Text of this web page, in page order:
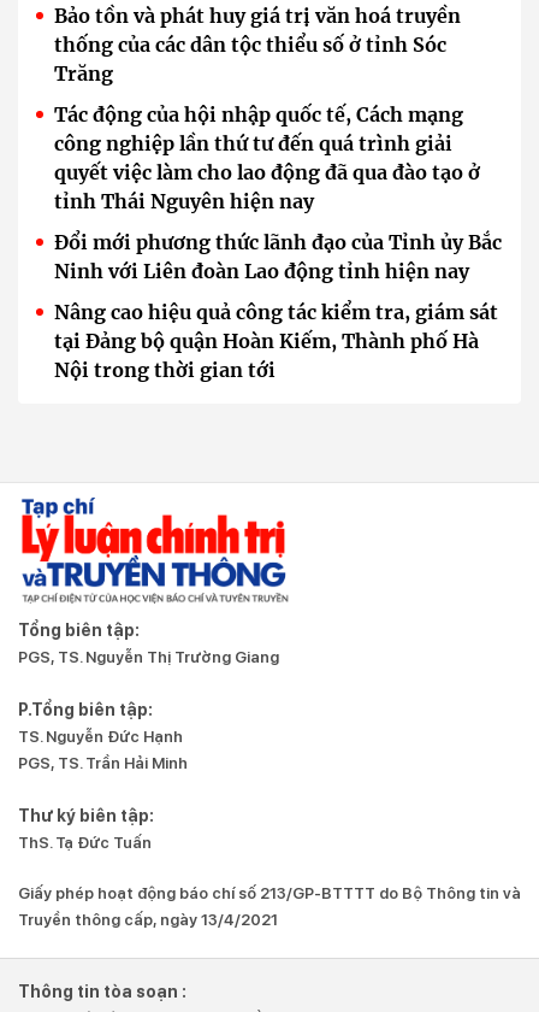
Bảo tồn và phát huy giá trị văn hoá truyền
thống của các dân tộc thiểu số ở tỉnh Sóc
Trăng
Tác động của hội nhập quốc tế, Cách mạng
công nghiệp lần thứ tư đến quá trình giải
quyết việc làm cho lao động đã qua đào tạo ở
tỉnh Thái Nguyên hiện nay
Đổi mới phương thức lãnh đạo của Tỉnh ủy Bắc
Ninh với Liên đoàn Lao động tỉnh hiện nay
Nâng cao hiệu quả công tác kiểm tra, giám sát
tại Đảng bộ quận Hoàn Kiếm, Thành phố Hà
Nội trong thời gian tới
Tổng biên tập:
PGS, TS. Nguyễn Thị Trường Giang
P.Tổng biên tập:
TS. Nguyễn Đức Hạnh
PGS, TS. Trần Hải Minh
Thư ký biên tập:
ThS. Tạ Đức Tuấn
Giấy phép hoạt động báo chí số 213/GP-BTTTT do Bộ Thông tin và
Truyền thông cấp, ngày 13/4/2021
Thông tin tòa soạn :